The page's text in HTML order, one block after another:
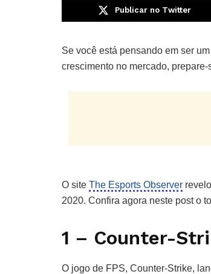
Publicar no Twitter
Se você está pensando em ser
crescimento no mercado,
O site The Esports Observer
2020. Confira agora neste post o
1 – Counter-
O jogo de FPS, Counter-Strike,